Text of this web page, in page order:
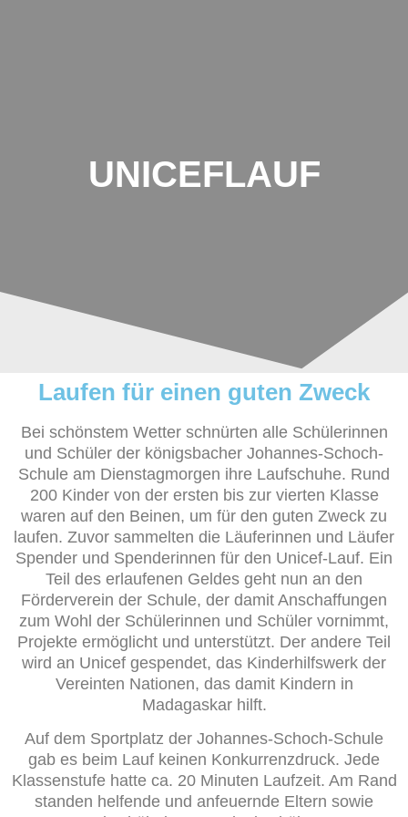
UNICEFLAUF
Laufen für einen guten Zweck
Bei schönstem Wetter schnürten alle Schülerinnen
und Schüler der königsbacher Johannes-Schoch-
Schule am Dienstagmorgen ihre Laufschuhe. Rund
200 Kinder von der ersten bis zur vierten Klasse
waren auf den Beinen, um für den guten Zweck zu
laufen. Zuvor sammelten die Läuferinnen und Läufer
Spender und Spenderinnen für den Unicef-Lauf. Ein
Teil des erlaufenen Geldes geht nun an den
Förderverein der Schule, der damit Anschaffungen
zum Wohl der Schülerinnen und Schüler vornimmt,
Projekte ermöglicht und unterstützt. Der andere Teil
wird an Unicef gespendet, das Kinderhilfswerk der
Vereinten Nationen, das damit Kindern in
Madagaskar hilft.
Auf dem Sportplatz der Johannes-Schoch-Schule
gab es beim Lauf keinen Konkurrenzdruck. Jede
Klassenstufe hatte ca. 20 Minuten Laufzeit. Am Rand
standen helfende und anfeuernde Eltern sowie